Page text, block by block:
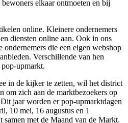
elkaar ontmoeten en bij
online. Kleinere ondernemers
diensten online aan. Ook in ons
die een eigen webshop
Verschillende van hen
upmarkt.
in de kijker te zetten, wil het district
om zich aan de marktbezoekers op
jaar worden er pop-upmarktdagen
10 mei, 16 augustus en 1
samen met de Maand van de Markt.